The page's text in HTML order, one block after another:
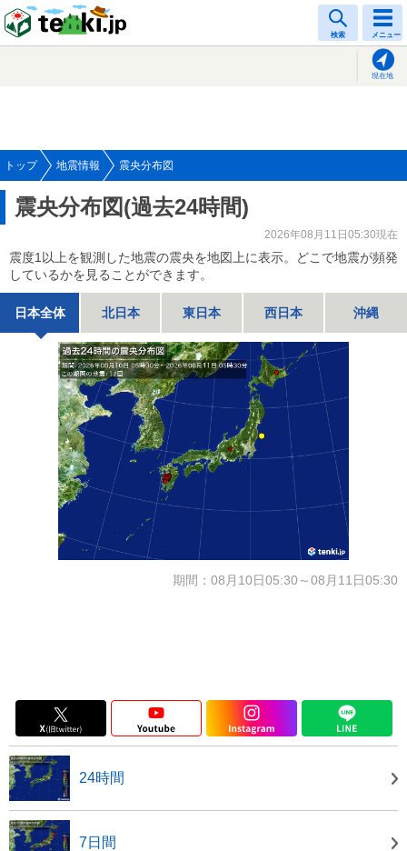
検索 メニュー
現在地
トップ 地震情報 震央分布図
震央分布図(過去24時間)
2026年08月11日05:30現在
震度1以上を観測した地震の震央を地図上に表示。どこで地震が頻発
しているかを見ることができます。
日本全体 北日本 東日本 西日本 沖縄
期間：08月10日05:30～08月11日05:30
24時間
7日間